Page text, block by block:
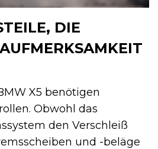
DIE B
B
X5 benötigen
Obwohl das
den Verschleiß
und -beläge